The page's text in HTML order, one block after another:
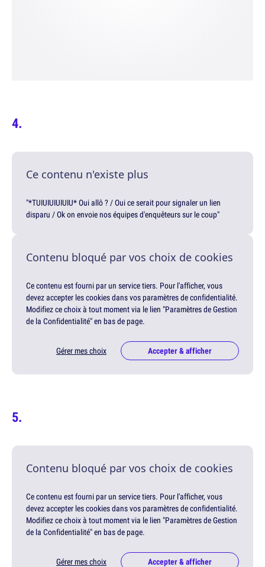
Ce contenu n'existe plus
"*TUIUIUIUIUIU* Oui allô ? / Oui ce serait pour signaler un lien
disparu / Ok on envoie nos équipes d'enquêteurs sur le coup"
Contenu bloqué par vos choix de cookies
Ce contenu est fourni par un service tiers. Pour l'afficher, vous
devez accepter les cookies dans vos paramètres de confidentialité.
Modifiez ce choix à tout moment via le lien "Paramètres de Gestion
de la Confidentialité" en bas de page.
Gérer mes choix Accepter & afficher
Contenu bloqué par vos choix de cookies
Ce contenu est fourni par un service tiers. Pour l'afficher, vous
devez accepter les cookies dans vos paramètres de confidentialité.
Modifiez ce choix à tout moment via le lien "Paramètres de Gestion
de la Confidentialité" en bas de page.
Gérer mes choix Accepter & afficher